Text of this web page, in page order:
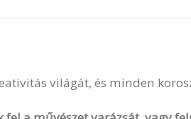
világát, és minden